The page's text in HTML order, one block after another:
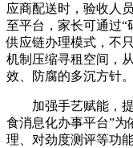
应商配送时，验收人
至平台，家长可通过“
供应链办理模式，不
机制压缩寻租空间，
效、防腐的多沉方针。
加强手艺赋能，提
食消息化办事平台”
理、对劲度测评等功